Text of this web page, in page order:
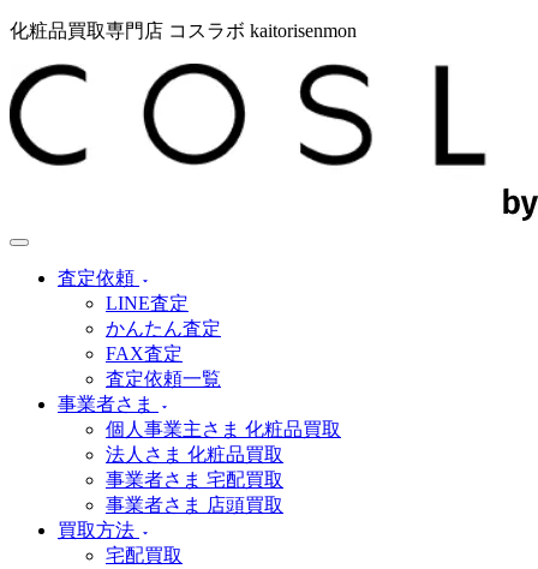
化粧品買取専門店 コスラボ kaitorisenmon
査定依頼
LINE査定
かんたん査定
FAX査定
査定依頼一覧
事業者さま
個人事業主さま 化粧品買取
法人さま 化粧品買取
事業者さま 宅配買取
事業者さま 店頭買取
買取方法
宅配買取